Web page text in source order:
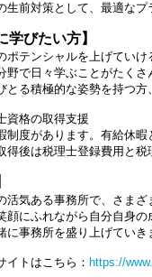
対策として、最適なプ
学びたい方】
ポテンシャルを上げていけ
で日々学ぶことがたくさ
る積極的な姿勢を持つ方
資格の取得支援
があります。有給休暇
後は税理士登録費用と税
気ある事務所で、さまざ
にふれながら自分自身の
事務所を盛り上げていき
イトはこちら： https://